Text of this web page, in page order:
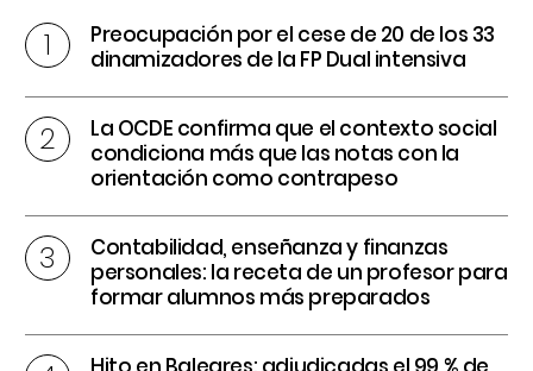
Preocupación por el cese de 20 de los 33
dinamizadores de la FP Dual intensiva
La OCDE confirma que el contexto social
condiciona más que las notas con la
orientación como contrapeso
Contabilidad, enseñanza y finanzas
personales: la receta de un profesor para
formar alumnos más preparados